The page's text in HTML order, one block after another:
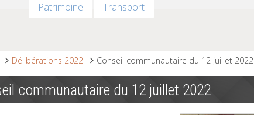
Patrimoine
Transport
Délibérations 2022 Conseil communautaire du 12 juillet 2022
communautaire du 12 juillet 2022